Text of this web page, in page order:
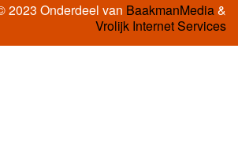
2023 Onderdeel van BaakmanMedia&
Vrolijk Internet Services